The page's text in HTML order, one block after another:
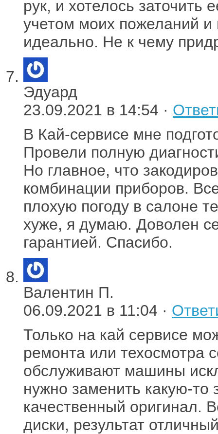
рук, и хотелось заточить
учетом моих пожеланий и
идеально. Не к чему
Эдуард
23.09.2021 в 14:54 ·
В Кай-сервисе мне
Провели полную
Но главное, что
комбинации приборов.
плохую погоду в салоне
хуже, я думаю. Доволен
гарантией. Спасибо.
Валентин П.
06.09.2021 в 11:04 ·
Только на кай сервисе
ремонта или техосмотра
обслуживают машины
нужно заменить какую-то
качественный оригинал.
диски, результат